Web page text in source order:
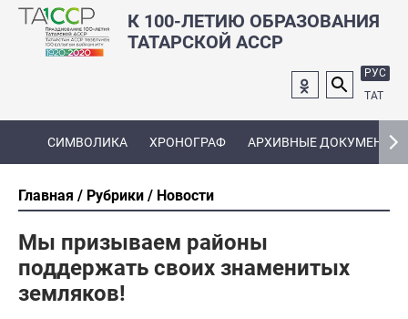
К 100-ЛЕТИЮ ОБРАЗОВАНИЯ
ТАТАРСКОЙ АССР
РУС
ТАТ
СИМВОЛИКА ХРОНОГРАФ АРХИВНЫЕ ДОКУМЕНТЫ
Главная Рубрики Новости
Мы призываем районы
поддержать своих знаменитых
земляков!